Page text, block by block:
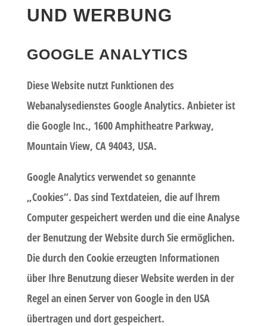
UND WERBUNG
GOOGLE ANALYTICS
Diese Website nutzt Funktionen des
Webanalysedienstes Google Analytics. Anbieter ist
die Google Inc., 1600 Amphitheatre Parkway,
Mountain View, CA 94043, USA.
Google Analytics verwendet so genannte
„Cookies“. Das sind Textdateien, die auf Ihrem
Computer gespeichert werden und die eine Analyse
der Benutzung der Website durch Sie ermöglichen.
Die durch den Cookie erzeugten Informationen
über Ihre Benutzung dieser Website werden in der
Regel an einen Server von Google in den USA
übertragen und dort gespeichert.